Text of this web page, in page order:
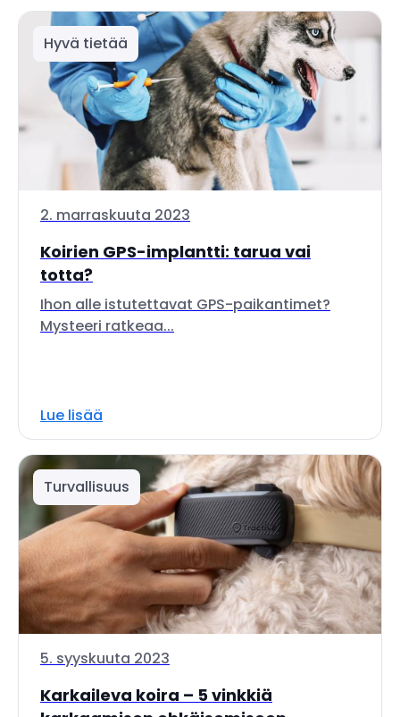
Hyvä tietää
2. marraskuuta 2023
Koirien GPS-implantti: tarua vai
totta?
Ihon alle istutettavat GPS-paikantimet?
Mysteeri ratkeaa...
Lue lisää
Turvallisuus
5. syyskuuta 2023
Karkaileva koira – 5 vinkkiä